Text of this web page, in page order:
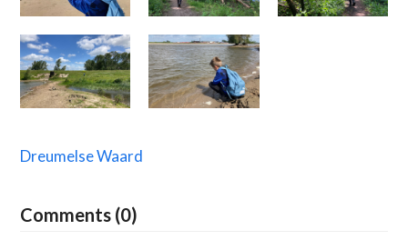
Dreumelse Waard
Comments (0)